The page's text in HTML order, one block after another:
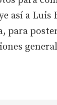
así a Luis
para